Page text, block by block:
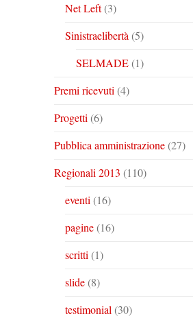
Net Left(3)
Sinistraelibertà (5)
SELMADE(1)
Premi ricevuti (4)
Progetti (6)
Pubblica amministrazione(27)
Regionali 2013 (110)
eventi (16)
pagine(16)
scritti (1)
slide(8)
testimonial (30)